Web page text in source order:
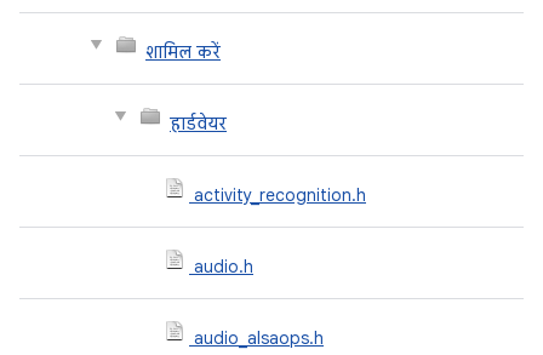
शामिल करें
हार्डवेयर
activity_recognition.h
audio.h
audio_alsaops.h